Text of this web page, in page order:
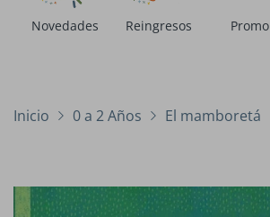
Novedades Reingresos Promo
Inicio 0 a 2 Años El mamboretá